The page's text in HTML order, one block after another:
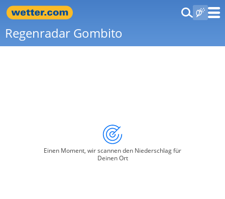
Regenradar Gombito
Einen Moment, wir scannen den Niederschlag für
Deinen Ort